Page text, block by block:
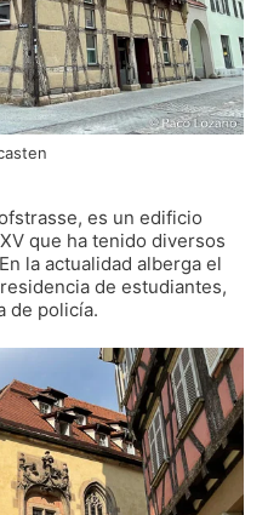
es un edificio
que ha tenido diversos
la actualidad alberga el
de estudiantes,
de policía.